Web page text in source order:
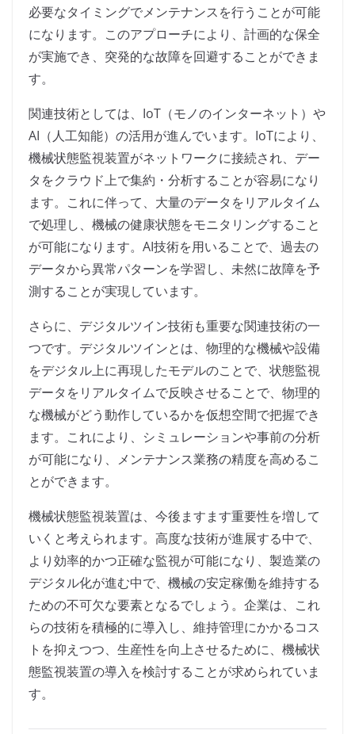
必要なタイミングでメンテナンスを行うことが可能
になります。このアプローチにより、計画的な保全
が実施でき、突発的な故障を回避することができま
す。
関連技術としては、IoT（モノのインターネット）や
AI（人工知能）の活用が進んでいます。IoTにより、
機械状態監視装置がネットワークに接続され、デー
タをクラウド上で集約・分析することが容易になり
ます。これに伴って、大量のデータをリアルタイム
で処理し、機械の健康状態をモニタリングすること
が可能になります。AI技術を用いることで、過去の
データから異常パターンを学習し、未然に故障を予
測することが実現しています。
さらに、デジタルツイン技術も重要な関連技術の一
つです。デジタルツインとは、物理的な機械や設備
をデジタル上に再現したモデルのことで、状態監視
データをリアルタイムで反映させることで、物理的
な機械がどう動作しているかを仮想空間で把握でき
ます。これにより、シミュレーションや事前の分析
が可能になり、メンテナンス業務の精度を高めるこ
とができます。
機械状態監視装置は、今後ますます重要性を増して
いくと考えられます。高度な技術が進展する中で、
より効率的かつ正確な監視が可能になり、製造業の
デジタル化が進む中で、機械の安定稼働を維持する
ための不可欠な要素となるでしょう。企業は、これ
らの技術を積極的に導入し、維持管理にかかるコス
トを抑えつつ、生産性を向上させるために、機械状
態監視装置の導入を検討することが求められていま
す。